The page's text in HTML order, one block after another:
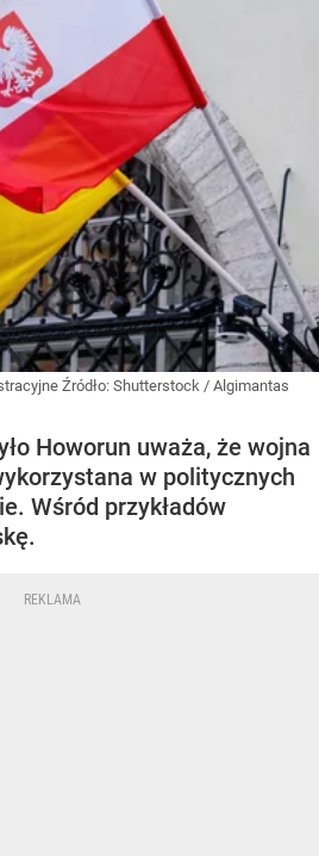
Źródło: Shutterstock / Algimantas
Howorun uważa, że wojna
w politycznych
Wśród przykładów